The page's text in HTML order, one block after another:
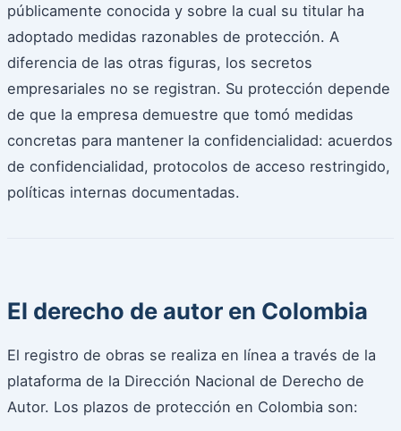
públicamente conocida y sobre la cual su titular ha
adoptado medidas razonables de protección. A
diferencia de las otras figuras, los secretos
empresariales no se registran. Su protección depende
de que la empresa demuestre que tomó medidas
concretas para mantener la confidencialidad: acuerdos
de confidencialidad, protocolos de acceso restringido,
políticas internas documentadas.
El derecho de autor en Colombia
El registro de obras se realiza en línea a través de la
plataforma de la Dirección Nacional de Derecho de
Autor. Los plazos de protección en Colombia son: